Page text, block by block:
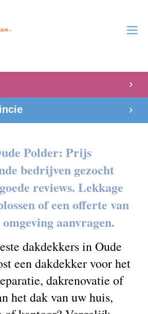
Polder: Prijs
bedrijven gezocht
reviews. Lekkage
of een offerte van
aanvragen.
dakdekkers in Oude
een dakdekker voor het
dakrenovatie of
het dak van uw huis,